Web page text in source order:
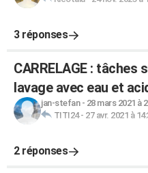
3 réponses
CARRELAGE : tâches
lavage avec eau et
jan-stefan- 28 mars 2021 à
TITI24- 27 avr. 2021 à
2 réponses